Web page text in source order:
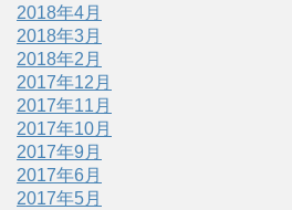
2018年4月
2018年3月
2018年2月
2017年12月
2017年11月
2017年10月
2017年9月
2017年6月
2017年5月